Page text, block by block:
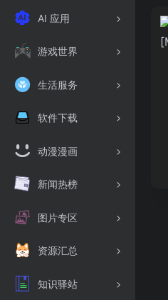
AI 应用
游戏世界
生活服务
软件下载
动漫漫画
新闻热榜
图片专区
资源汇总
知识驿站